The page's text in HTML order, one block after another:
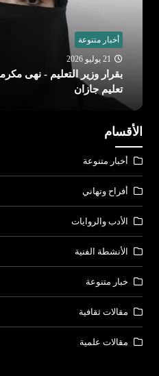
أخبار متنوعة
21 يوليو 2026
بقرار وزير التعليم - نهى
تعليم جازان
الأقسام
أخبار متنوعة
أفراح وتهاني
الأدب والروايات
الأنشطة الفنية
خبار متنوعة
مقالات ثقافية
مقالات علمية